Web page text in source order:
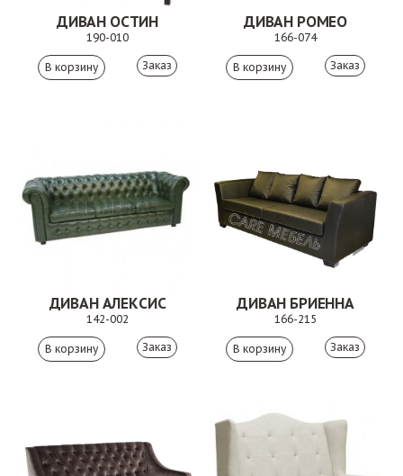
ДИВАН ОСТИН
190-010
Заказ
ДИВАН РОМЕО
166-074
Заказ
ДИВАН АЛЕКСИС
142-002
Заказ
ДИВАН БРИЕННА
166-215
Заказ